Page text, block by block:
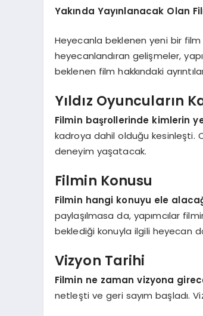
Yakında Yayınlanacak Olan
Heyecanla beklenen yeni bir film
heyecanlandıran gelişmeler,
beklenen film hakkındaki
Yıldız Oyuncuların
Filmin başrollerinde kimlerin
kadroya dahil olduğu kesinleşti.
deneyim yaşatacak.
Filmin Konusu
Filmin hangi konuyu ele
paylaşılmasa da, yapımcılar
beklediği konuyla ilgili heyecan
Vizyon Tarihi
Filmin ne zaman vizyona
netleşti ve geri sayım başladı.